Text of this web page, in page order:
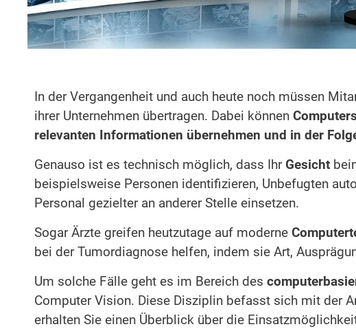
In der Vergangenheit und auch heute noch müssen
ihrer Unternehmen übertragen. Dabei können
relevanten Informationen übernehmen und in der
Genauso ist es technisch möglich, dass Ihr Gesicht
beispielsweise Personen identifizieren, Unbefugten
Personal gezielter an anderer Stelle einsetzen.
Sogar Ärzte greifen heutzutage auf moderne
bei der Tumordiagnose helfen, indem sie Art,
Um solche Fälle geht es im Bereich des
Computer Vision. Diese Disziplin befasst sich mit der
erhalten Sie einen Überblick über die